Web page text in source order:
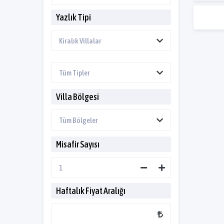
Yazlık Tipi
Villa Bölgesi
Misafir Sayısı
Haftalık Fiyat Aralığı